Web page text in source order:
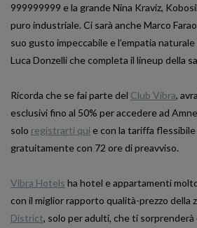
999999999 e la grande Nina Kraviz,
puro industriale. Ci sarà anche Marco
suo gusto impeccabile e l’empatia
Luca Donzelli che completa il lineup della
Ricorda che se fai parte del Club Vibra,
esclusivi fino al 50% per accedere ad
solo registrarti quie con la tariffa
gratuitamente con 72 ore di preavviso.
Vibra Hotels ha hotel e appartamenti
con il miglior rapporto qualità-prezzo della
District, solo per adulti, che ti sorprenderà